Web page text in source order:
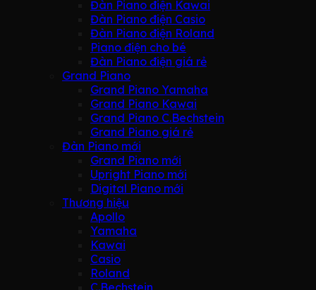
Đàn Piano điện Kawai
Đàn Piano điện Casio
Đàn Piano điện Roland
Piano điện cho bé
Đàn Piano điện giá rẻ
Grand Piano
Grand Piano Yamaha
Grand Piano Kawai
Grand Piano C.Bechstein
Grand Piano giá rẻ
Đàn Piano mới
Grand Piano mới
Upright Piano mới
Digital Piano mới
Thương hiệu
Apollo
Yamaha
Kawai
Casio
Roland